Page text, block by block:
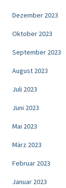
Dezember 2023
Oktober 2023
September 2023
August 2023
Juli 2023
Juni 2023
Mai 2023
März 2023
Februar 2023
Januar 2023